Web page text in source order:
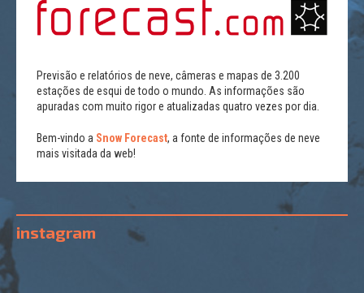
Previsão e relatórios de neve, câmeras e mapas de 3.200
estações de esqui de todo o mundo. As informações são
apuradas com muito rigor e atualizadas quatro vezes por dia.
Bem-vindo a Snow Forecast, a fonte de informações de neve
mais visitada da web!
instagram